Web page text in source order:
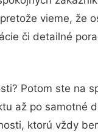
vieme, že
či detailné
Potom ste na
až po samotné
ktorú vždy